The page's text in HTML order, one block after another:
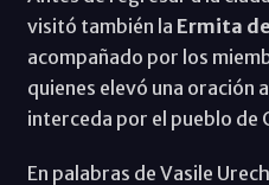
visitó también la Ermita
acompañado por los
quienes elevó una oración
interceda por el pueblo de
En palabras de Vasile